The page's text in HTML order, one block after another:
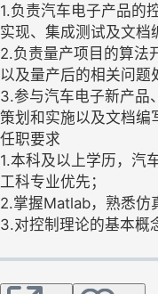
1.负责汽车电子产品的
实现、集成测试及文档
2.负责量产项目的算法
以及量产后的相关问题
3.参与汽车电子新产品
策划和实施以及文档编
任职要求
1.本科及以上学历，汽
工科专业优先；
2.掌握Matlab，熟悉仿
3.对控制理论的基本概